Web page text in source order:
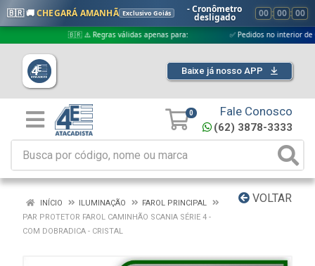
🇧🇷 🚚CHEGARÁ AMANHÃ Exclusivo Goiás - Cronômetro
desligado 00 : 00 : 00
🇧🇷 ⚠️ Regras válidas apenas para: ✅ Pedidos no interior de Goiás
Baixe já nosso APP
0 Fale Conosco
(62) 3878-3333
VOLTAR
INÍCIO ILUMINAÇÃO
FAROL PRINCIPAL
PAR PROTETOR FAROL CAMINHÃO SCANIA SÉRIE 4 -
COM DOBRADICA - CRISTAL